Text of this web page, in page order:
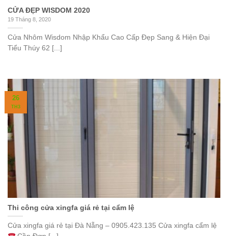
CỬA ĐẸP WISDOM 2020
19 Tháng 8, 2020
Cửa Nhôm Wisdom Nhập Khẩu Cao Cấp Đẹp Sang & Hiện Đại
Tiểu Thúy 62 [...]
Thi công cửa xingfa giá rẻ tại cẩm lệ
Cửa xingfa giá rẻ tại Đà Nẵng – 0905.423.135 Cửa xingfa cẩm lệ
26
TH3